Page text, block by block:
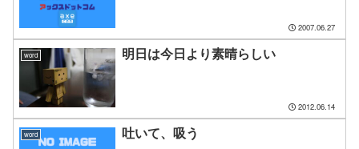
2007.06.27
word 明日は今日より素晴らしい
2012.06.14
word 吐いて、吸う